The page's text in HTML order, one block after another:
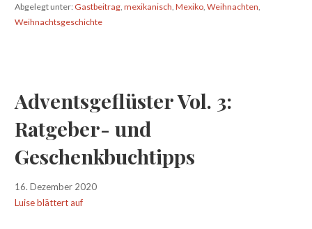
Abgelegt unter: Gastbeitrag, mexikanisch Mexiko, Weihnachten
Weihnachtsgeschichte
Adventsgeflüster Vol. 3:
Ratgeber- und
Geschenkbuchtipps
16. Dezember 2020
Luise blättert auf